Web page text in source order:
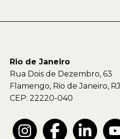
Rio de Janeiro
Rua Dois de Dezembro, 63
Flamengo, Rio de Janeiro, RJ
CEP: 22220-040